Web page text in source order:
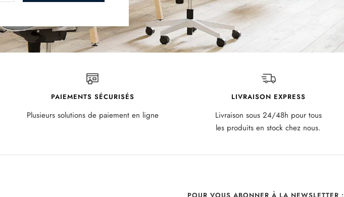
PAIEMENTS SÉCURISÉS
Plusieurs solutions de paiement en ligne
LIVRAISON EXPRESS
Livraison sous 24/48h pour tous
les produits en stock chez nous.